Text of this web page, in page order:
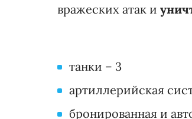
вражеских атак и
танки – 3
артиллерийская
бронированная и